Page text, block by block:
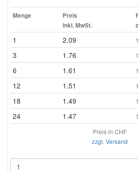
Menge
Preis
inkl. MwSt.
1 2.09
3 1.76
6 1.61
12 1.51
18 1.49
24 1.47
Preis in CHF
zzgl. Versand